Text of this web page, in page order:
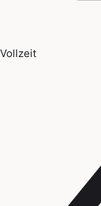
Vollzeit